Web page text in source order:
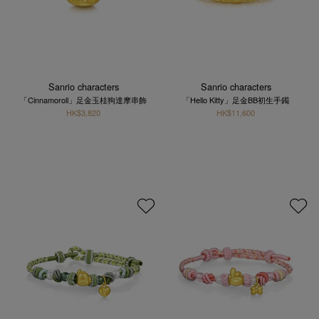
Sanrio characters
「Cinnamoroll」足金玉桂狗達摩串飾
HK$3,820
Sanrio characters
「Hello Kitty」足金BB初生手鐲
HK$11,600